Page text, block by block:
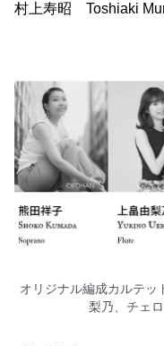
村上寿昭 Toshiaki
オリジナル編成カルテッ
梨乃、チェ